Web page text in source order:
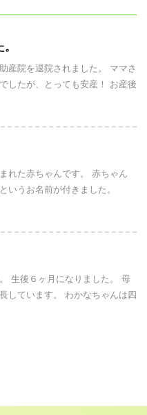
産院を退院されました。 ママさ
したが、とっても安産！ お産後
れた赤ちゃんです。 赤ちゃん
いうお名前が付きました。
生後６ヶ月になりました。 母
しています。 わかなちゃんは四